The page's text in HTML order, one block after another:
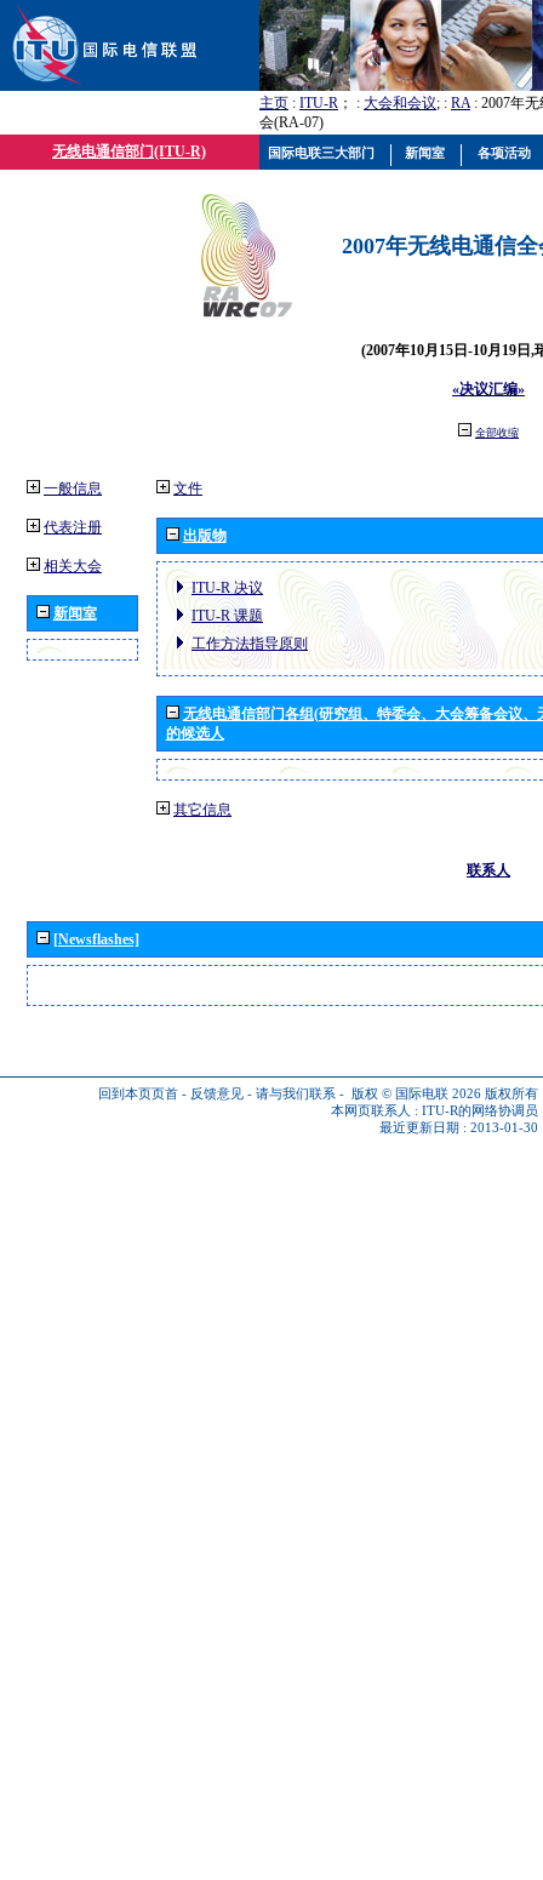
主页 : ITU-R ； : 大会和会议; : RA: 2007年
会(RA-07)
无线电通信部门(ITU-R)
2007年无线电通信
(2007年10月15日-10月19日,
«决议汇编»
全部收缩
一般信息
代表注册
相关大会
新闻室
文件
出版物
ITU-R 决议
ITU-R 课题
工作方法指导原则
无线电通信部门各组(研究组、特委会、大会筹备会议
的候选人
其它信息
联系人
[Newsflashes]
回到本页页首 - 反馈意见 - 请与我们联系 - 版权 © 国际电联 2026 版权所有
本网页联系人 : ITU-R的网络协调员
最近更新日期 : 2013-01-30
国际电联三大部门 新闻室 各项活动